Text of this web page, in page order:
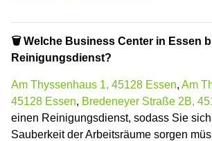
🗑 Welche Business Center in Essen
Reinigungsdienst?
Am Thyssenhaus 1, 45128 Essen, Am
45128 Essen, Bredeneyer Straße 2B,
einen Reinigungsdienst, sodass Sie
Sauberkeit der Arbeitsräume sorgen